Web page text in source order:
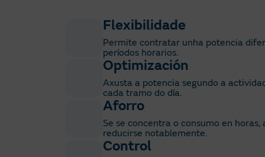
Flexibilidade
Permite contratar unha potencia
períodos horarios.
Optimización
Axusta a potencia segundo a
cada tramo do día.
Aforro
Se se concentra o consumo en
reducirse notablemente.
Control